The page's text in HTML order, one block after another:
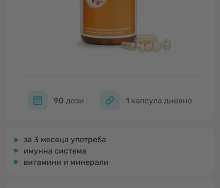
90 дози 1 капсула дневно
за 3 месеца употреба
имунна система
витамини и минерали